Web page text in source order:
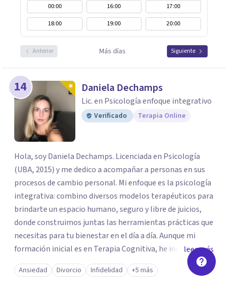
00:00 16:00
17:00
18:00
19:00 20:00
Anterior Más días Siguiente
14 Daniela Dechamps
Lic. en Psicología enfoque integrativo
Verificado Terapia Online
Hola, soy Daniela Dechamps. Licenciada en Psicología
(UBA, 2015) y me dedico a acompañar a personas en sus
procesos de cambio personal. Mi enfoque es la psicología
integrativa: combino diversos modelos terapéuticos para
brindarte un espacio humano, seguro y libre de juicios,
donde construimos juntas las herramientas prácticas que
necesitas para tu bienestar en el día a día. Aunque mi
formación inicial es en Terapia Cognitiva, he incorporado
enfoques como el Mindfulness y la Terapia de Aceptación
y Compromiso (ACT), adaptando el tratamiento a tus
leer más
Ansiedad Divorcio Infidelidad +5 más